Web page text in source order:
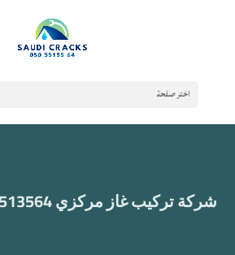
اختر صفحة
شركة تركيب غاز مركزي 0503513564 اتصل الآن